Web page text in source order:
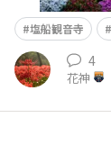
塩船観音寺
4
花神